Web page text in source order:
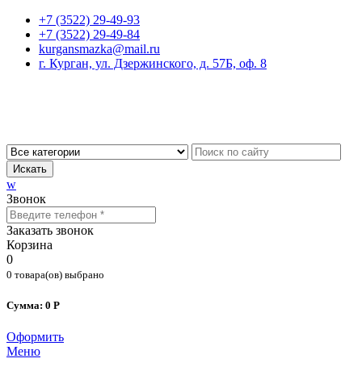
+7 (3522) 29-49-93
+7 (3522) 29-49-84
kurgansmazka@mail.ru
г. Курган, ул. Дзержинского, д. 57Б, оф. 8
Искать
w
Звонок
Заказать звонок
Корзина
0
0 товара(ов) выбрано
Сумма: 0 Р
Оформить
Меню